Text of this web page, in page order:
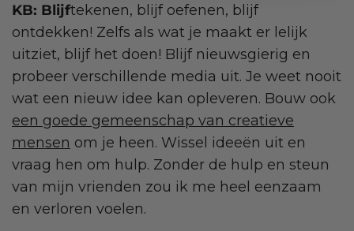
KB: Blijftekenen, blijf oefenen, blijf
ontdekken! Zelfs als wat je maakt er lelijk
uitziet, blijf het doen! Blijf nieuwsgierig en
probeer verschillende media uit. Je weet nooit
wat een nieuw idee kan opleveren. Bouw ook
een goede gemeenschap van creatieve
mensen om je heen. Wissel ideeën uit en
vraag hen om hulp. Zonder de hulp en steun
van mijn vrienden zou ik me heel eenzaam
en verloren voelen.